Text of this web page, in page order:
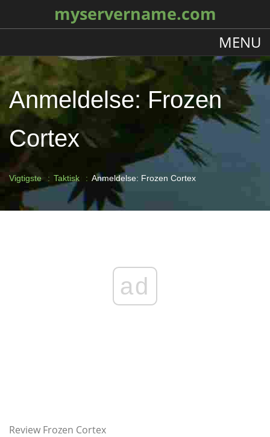
myservername.com
MENU
Anmeldelse: Frozen
Cortex
Vigtigste Taktisk Anmeldelse: Frozen Cortex
ad
Review Frozen Cortex